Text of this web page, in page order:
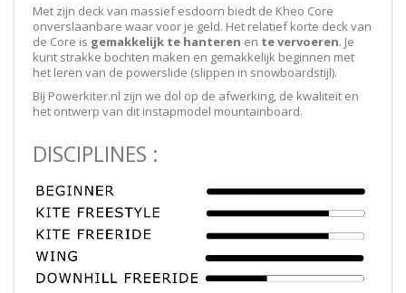
Met zijn deck van massief esdoorn biedt de Kheo Core
onverslaanbare waar voor je geld. Het relatief korte deck van
de Core is gemakkelijk te hanteren en te vervoeren. Je
kunt strakke bochten maken en gemakkelijk beginnen met
het leren van de powerslide (slippen in snowboardstijl).
Bij Powerkiter.nl zijn we dol op de afwerking, de kwaliteit en
het ontwerp van dit instapmodel mountainboard.
DISCIPLINES :